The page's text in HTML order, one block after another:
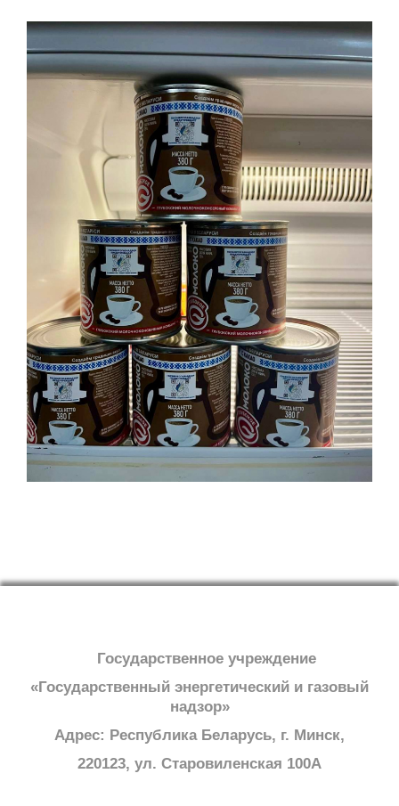
Государственное учреждение
«Государственный энергетический и газовый
надзор»
Адрес: Республика Беларусь, г. Минск,
220123, ул. Старовиленская 100А